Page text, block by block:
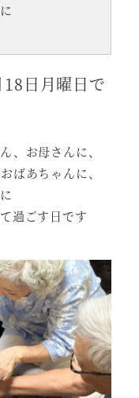
日月曜日で
、お母さんに、
ばあちゃんに、
過ごす日です